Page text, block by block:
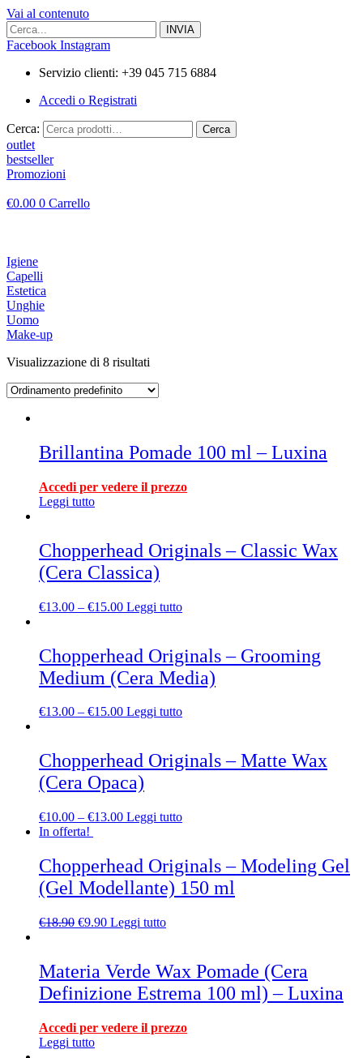
Vai al contenuto
Facebook Instagram
Servizio clienti: +39 045 715 6884
Accedi o Registrati
Cerca: Cerca
outlet
bestseller
Promozioni
€0.00 0 Carrello
Igiene
Capelli
Estetica
Unghie
Uomo
Make-up
Visualizzazione di 8 risultati
Brillantina Pomade 100 ml – Luxina
Accedi per vedere il prezzo
Leggi tutto
Chopperhead Originals – Classic Wax
(Cera Classica)
€13.00 – €15.00 Leggi tutto
Chopperhead Originals – Grooming
Medium (Cera Media)
€13.00 – €15.00 Leggi tutto
Chopperhead Originals – Matte Wax
(Cera Opaca)
€10.00 – €13.00 Leggi tutto
In offerta!
Chopperhead Originals – Modeling Gel
(Gel Modellante) 150 ml
€18.90 €9.90 Leggi tutto
Materia Verde Wax Pomade (Cera
Definizione Estrema 100 ml) – Luxina
Accedi per vedere il prezzo
Leggi tutto